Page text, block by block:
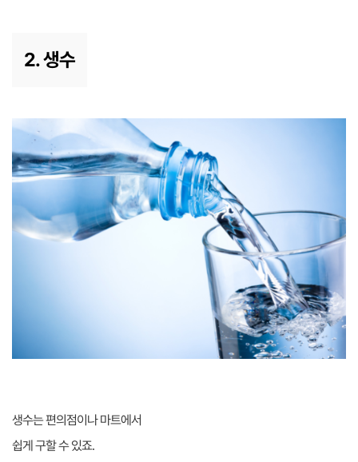
2. 생수
생수는 편의점이나 마트에서
쉽게 구할 수 있죠.